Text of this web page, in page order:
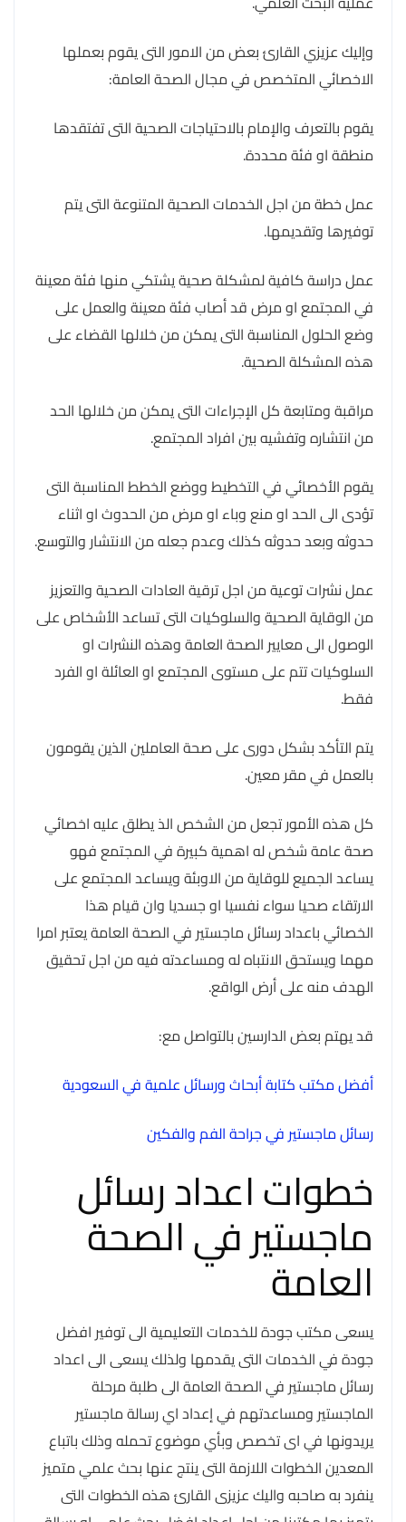
وإليك عزيزي القارئ بعض من الامور التى يقوم بعملها
الاخصائي المتخصص في مجال الصحة العامة:
يقوم بالتعرف والإمام بالاحتياجات الصحية التى تفتقدها
منطقة او فئة محددة.
عمل خطة من اجل الخدمات الصحية المتنوعة التى يتم
توفيرها وتقديمها.
عمل دراسة كافية لمشكلة صحية يشتكي منها فئة معينة
في المجتمع او مرض قد أصاب فئة معينة والعمل على
وضع الحلول المناسبة التى يمكن من خلالها القضاء على
هذه المشكلة الصحية.
مراقبة ومتابعة كل الإجراءات التى يمكن من خلالها الحد
من انتشاره وتفشيه بين افراد المجتمع.
يقوم الأخصائي في التخطيط ووضع الخطط المناسبة التى
تؤدى الى الحد او منع وباء او مرض من الحدوث او اثناء
حدوثه وبعد حدوثه كذلك وعدم جعله من الانتشار والتوسع.
عمل نشرات توعية من اجل ترقية العادات الصحية والتعزيز
من الوقاية الصحية والسلوكيات التى تساعد الأشخاص على
الوصول الى معايير الصحة العامة وهذه النشرات او
السلوكيات تتم على مستوى المجتمع او العائلة او الفرد
فقط.
يتم التأكد بشكل دورى على صحة العاملين الذين يقومون
بالعمل في مقر معين.
كل هذه الأمور تجعل من الشخص الذ يطلق عليه اخصائي
صحة عامة شخص له اهمية كبيرة في المجتمع فهو
يساعد الجميع للوقاية من الاوبئة ويساعد المجتمع على
الارتقاء صحيا سواء نفسيا او جسديا وان قيام هذا
الخصائي باعداد رسائل ماجستير في الصحة العامة يعتبر امرا
مهما ويستحق الانتباه له ومساعدته فيه من اجل تحقيق
الهدف منه على أرض الواقع.
قد يهتم بعض الدارسين بالتواصل مع:
أفضل مكتب كتابة أبحاث ورسائل علمية في السعودية
رسائل ماجستير في جراحة الفم والفكين
خطوات اعداد رسائل
ماجستير في الصحة
العامة
يسعى مكتب جودة للخدمات التعليمية الى توفير افضل
جودة في الخدمات التى يقدمها ولذلك يسعى الى اعداد
رسائل ماجستير في الصحة العامة الى طلبة مرحلة
الماجستير ومساعدتهم في إعداد اي رسالة ماجستير
يريدونها في اى تخصص وبأي موضوع تحمله وذلك باتباع
المعدين الخطوات اللازمة التى ينتج عنها بحث علمي متميز
ينفرد به صاحبه واليك عزيزى القارئ هذه الخطوات التى